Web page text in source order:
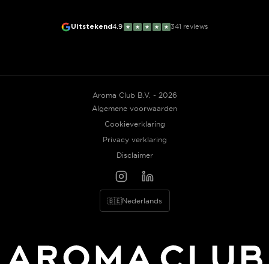
Uitstekend4.9 ★ ★ ★ ★ ★ 341 reviews
Aroma Club B.V. - 2026
Algemene voorwaarden
Cookieverklaring
Privacy verklaring
Disclaimer
🇧🇪Nederlands